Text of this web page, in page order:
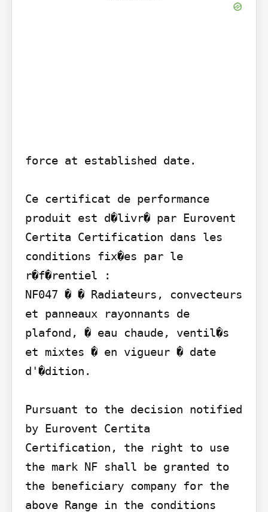
force at established date.
Ce certificat de performance
produit est d�livr� par Eurovent
Certita Certification dans les
conditions fix�es par le
r�f�rentiel :
NF047 � � Radiateurs, convecteurs
et panneaux rayonnants de
plafond, � eau chaude, ventil�s
et mixtes � en vigueur � date
d'�dition.
Pursuant to the decision notified
by Eurovent Certita
Certification, the right to use
the mark NF shall be granted to
the beneficiary company for the
above Range in the conditions